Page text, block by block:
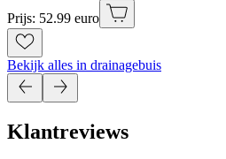
Prijs: 52.99 euro
Bekijk alles in drainagebuis
Klantreviews